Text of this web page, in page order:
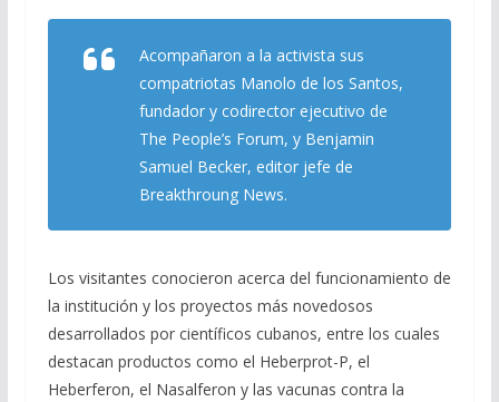
Acompañaron a la activista sus
compatriotas Manolo de los Santos,
fundador y codirector ejecutivo de
The People’s Forum, y Benjamin
Samuel Becker, editor jefe de
Breakthroung News.
Los visitantes conocieron acerca del funcionamiento de
la institución y los proyectos más novedosos
desarrollados por científicos cubanos, entre los cuales
destacan productos como el Heberprot-P, el
Heberferon, el Nasalferon y las vacunas contra la